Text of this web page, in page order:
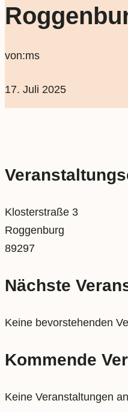
von:ms
17. Juli 2025
Klosterstraße 3
Roggenburg
89297
Nächste
Keine bevorstehenden
Kommende
Keine Veranstaltungen